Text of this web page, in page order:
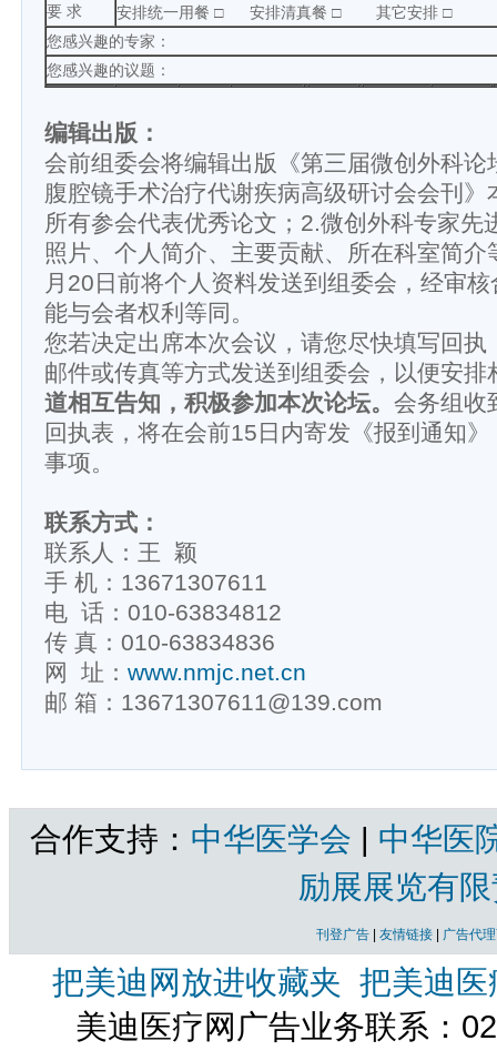
要 求
安排统一用餐 □ 安排清真餐 □ 其它安排 □
您感兴趣的专家：
您感兴趣的议题：
编辑出版：
会前组委会将编辑出版《第三届微创外科
腹腔镜手术治疗代谢疾病高级研讨会会刊
所有参会代表优秀论文；2.微创外科专家先
照片、个人简介、主要贡献、所在科室简
月20日前将个人资料发送到组委会，经审
能与会者权利等同。
您若决定出席本次会议，请您尽快填写回执
邮件或传真等方式发送到组委会，以便安排
道相互告知，积极参加本次论坛。 会务组收
回执表，将在会前15日内寄发《报到通知
事项。
联系方式：
联系人：王 颖
手 机：13671307611
电 话：010-63834812
传 真：010-63834836
网 址： www.nmjc.net.cn
邮 箱：13671307611@139.com
合作支持： 中华医学会 | 中华医
励展展览有
刊登广告 友情链接 广告代
把美迪网放进收藏夹 把美迪
美迪医疗网广告业务联系：